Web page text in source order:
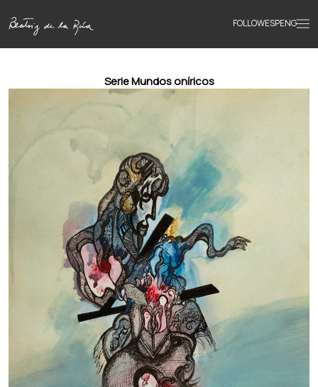
FOLLOWESPENG
Accueil
Textes
Biographie
Livres
Actualités
Serie Mundos oníricos